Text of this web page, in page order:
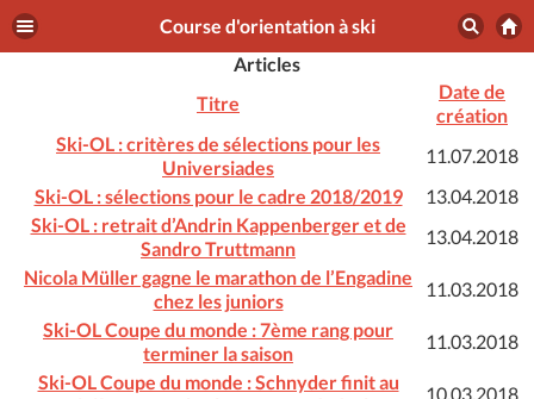
Course d'orientation à ski
Articles
Titre
Date de
création
Ski-OL : critères de sélections pour les
Universiades
11.07.2018
Ski-OL : sélections pour le cadre 2018/2019
13.04.2018
Ski-OL : retrait d’Andrin Kappenberger et de
Sandro Truttmann
13.04.2018
Nicola Müller gagne le marathon de l’Engadine
chez les juniors
11.03.2018
Ski-OL Coupe du monde : 7ème rang pour
terminer la saison
11.03.2018
Ski-OL Coupe du monde : Schnyder finit au
10.03.2018